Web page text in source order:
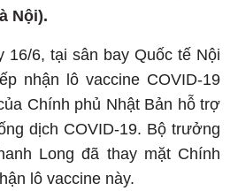
Nội).
16/6, tại sân bay Quốc tế Nội
nhận lô vaccine COVID-19
Chính phủ Nhật Bản hỗ trợ
dịch COVID-19. Bộ trưởng
Long đã thay mặt Chính
lô vaccine này.